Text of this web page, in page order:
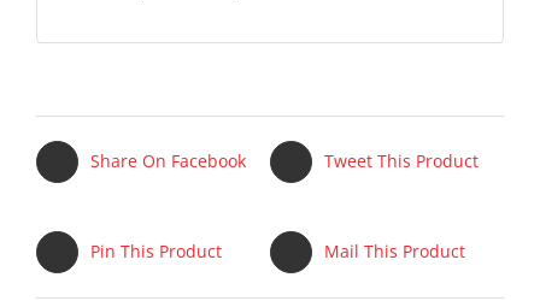
Share On Facebook Tweet This Product
Pin This Product Mail This Product